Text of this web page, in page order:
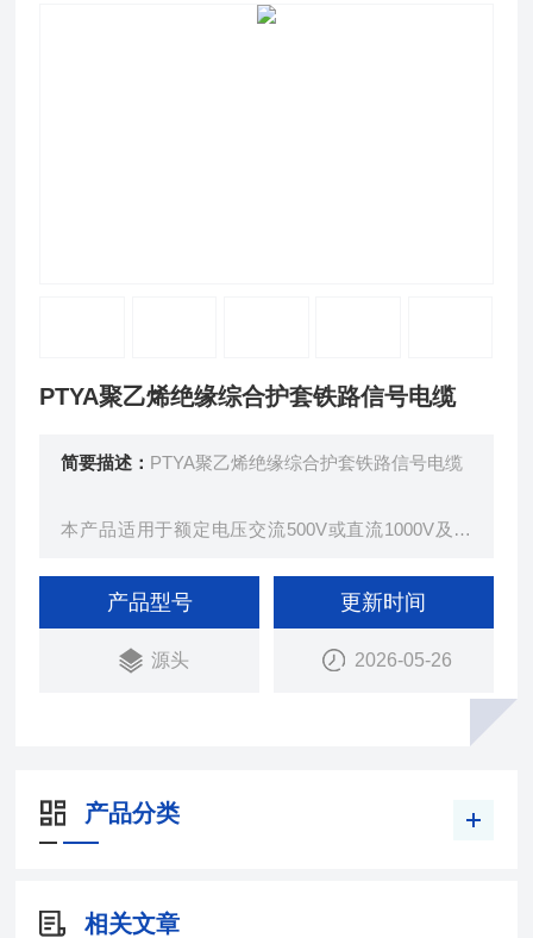
PTYA聚乙烯绝缘综合护套铁路信号电缆
简要描述： PTYA聚乙烯绝缘综合护套铁路信号电缆
本产品适用于额定电压交流500V或直流1000V及以
路，其中综合护套、铝护套铁路信号电缆具有一定的
屏蔽性能，适宜于电气化区段或其它有强电干扰的地
区敷设。
产品型号
源头
更新时间
2026-05-26
产品分类
相关文章